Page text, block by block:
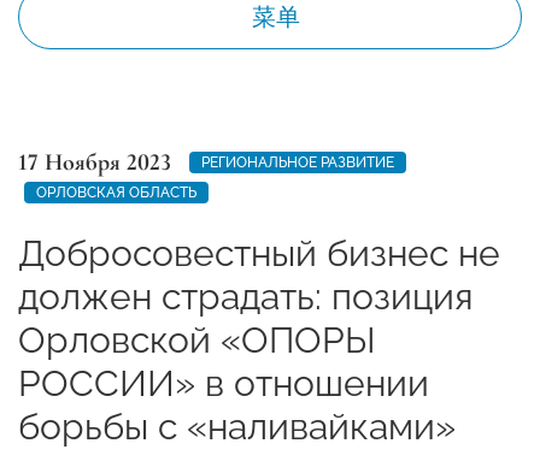
菜单
17 Ноября 2023
РЕГИОНАЛЬНОЕ РАЗВИТИЕ
ОРЛОВСКАЯ ОБЛАСТЬ
Добросовестный бизнес не
должен страдать: позиция
Орловской «ОПОРЫ
РОССИИ» в отношении
борьбы с «наливайками»